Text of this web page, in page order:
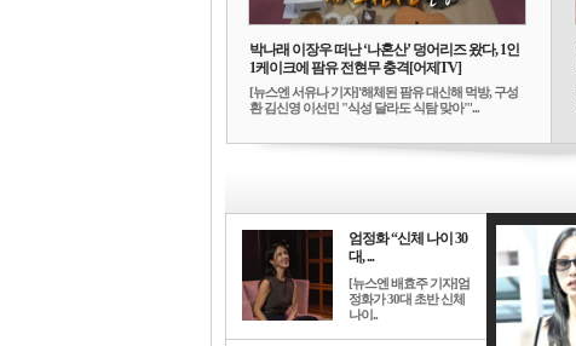
박나래 이장우 떠난 ‘나혼산’ 덩어리즈 왔다, 1인
1케이크에 팜유 전현무 충격[어제TV]
[뉴스엔 서유나 기자]'해체된 팜유 대신해 먹방, 구성
환 김신영 이선민 "식성 달라도 식탐 맞아"'...
엄정화 “신체 나이 30
대, ...
[뉴스엔 배효주 기자]엄
정화가 30대 초반 신체
나이..